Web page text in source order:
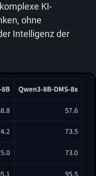
KI-
ohne
Intelligenz der